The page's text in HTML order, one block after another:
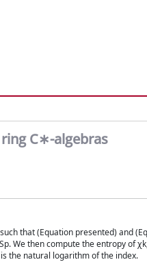
C∗-algebras
that (Equation presented) and
We then compute the entropy of
the natural logarithm of the index.